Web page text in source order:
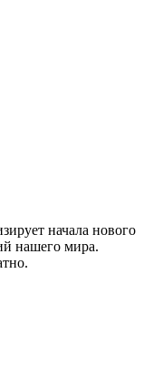
начала нового
нашего мира.